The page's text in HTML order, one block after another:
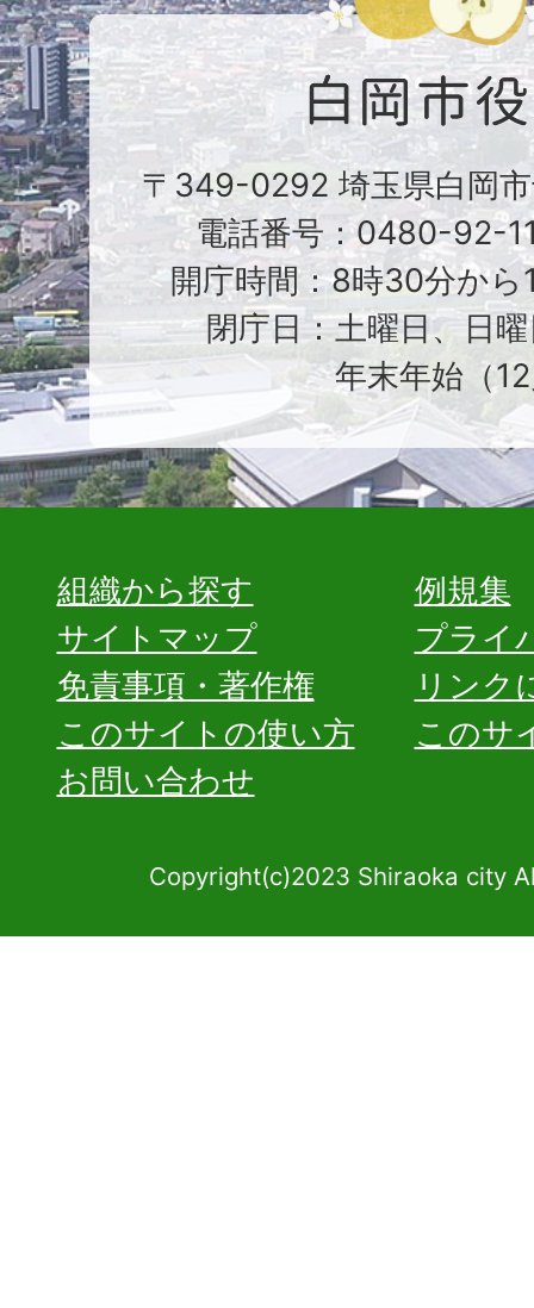
〒349-0292 埼玉県白岡
電話番号：0480-92-
開庁時間：8時30分から
閉庁日：土曜日、日
年末年始（
組織から探す
例規集
サイトマップ
プライ
免責事項・著作権
リンク
このサイトの使い方
このサ
お問い合わせ
Copyright(c)2023 Shiraoka city